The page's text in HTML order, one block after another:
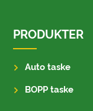
PRODUKTER
Auto taske
BOPP taske